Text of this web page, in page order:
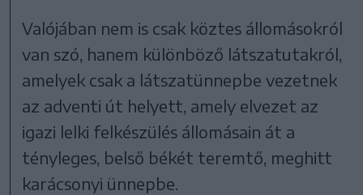
Valójában nem is csak köztes állomásokról
van szó, hanem különböző látszatutakról,
amelyek csak a látszatünnepbe vezetnek
az adventi út helyett, amely elvezet az
igazi lelki felkészülés állomásain át a
tényleges, belső békét teremtő, meghitt
karácsonyi ünnepbe.